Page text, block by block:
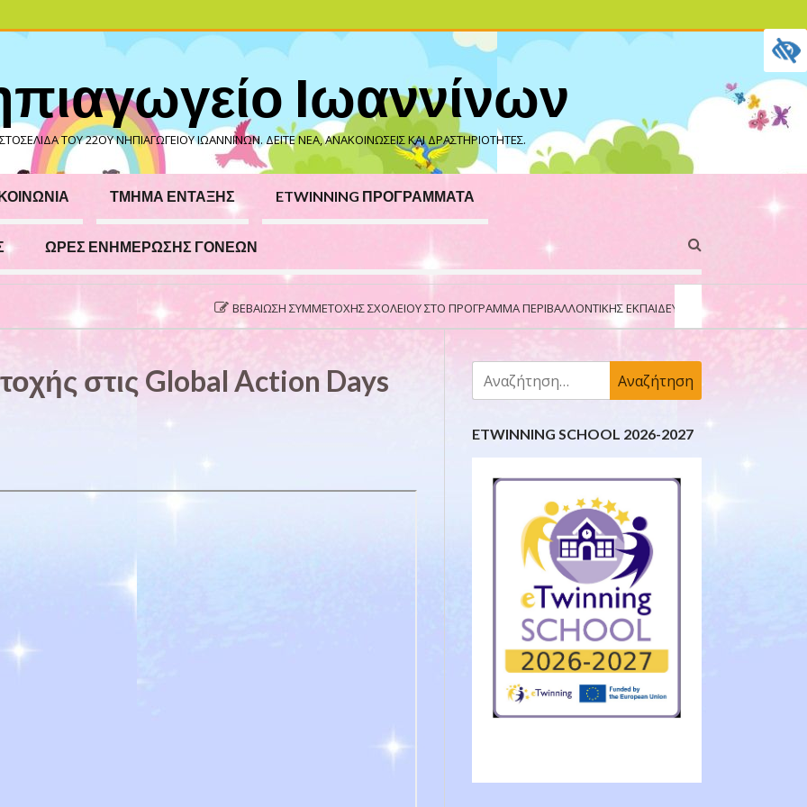
Ιωαννίνων
ΤΟΥ 22ΟΥ ΝΗΠΙΑΓΩΓΕΊΟΥ ΙΩΑΝΝΊΝΩΝ. ΔΕΊΤΕ ΝΈΑ, ΑΝΑΚΟΙΝΏΣΕΙΣ ΚΑΙ ΔΡΑΣΤΗΡΙΌΤΗΤΕΣ.
ΤΜΗΜΑ ΕΝΤΑΞΗΣ ETWINNING ΠΡΟΓΡΆΜΜΑΤΑ
ΏΡΕΣ ΕΝΗΜΈΡΩΣΗΣ ΓΟΝΈΩΝ
ΒΕΒΑΊΩΣΗ ΣΥΜΜΕΤΟΧΉΣ ΣΧΟΛΕΊΟΥ ΣΤΟ ΠΡΌΓΡΑΜΜΑ ΠΕΡΙΒΑΛΛΟΝΤΙΚΉΣ ΕΚΠΑΊΔΕΥΣΗΣ ΤΟΥ ΔΙΕΘΝΟΎΣ ΔΙΚΤΎΟΥ
στις Global Action Days
Αναζήτηση
για:
ETWINNING SCHOOL 2026-2027